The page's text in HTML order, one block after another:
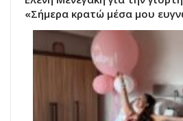
«Σήμερα κρατώ μέσα μου